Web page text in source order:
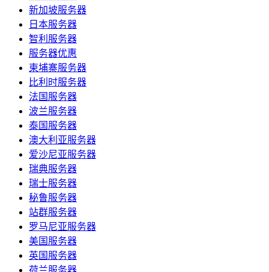
新加坡服务器
日本服务器
智利服务器
服务器优惠
柬埔寨服务器
比利时服务器
法国服务器
波兰服务器
泰国服务器
澳大利亚服务器
爱沙尼亚服务器
瑞典服务器
瑞士服务器
秘鲁服务器
站群服务器
罗马尼亚服务器
美国服务器
英国服务器
荷兰服务器